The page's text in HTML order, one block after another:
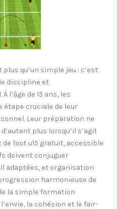
qu’un simple jeu : c’est
discipline et
l’âge de 15 ans, les
étape cruciale de leur
Leur préparation ne
plus lorsqu’il s’agit
foot u15 gratuit, accessible
doivent conjuguer
adaptées, et organisation
harmonieuse de
la simple formation
la cohésion et le fair-